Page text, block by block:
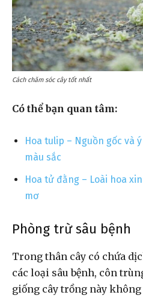
Cách chăm sóc cây tốt nhất
Có thể bạn quan tâm:
Hoa tulip – Nguồn gốc và
màu sắc
Hoa tử đằng – Loài hoa
mơ
Phòng trừ sâu bệnh
Trong thân cây có chứa
các loại sâu bệnh, côn
giống cây trồng này không